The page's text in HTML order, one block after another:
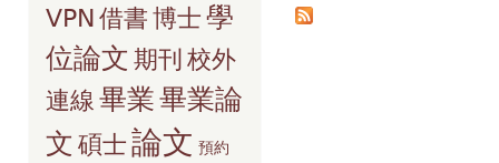
VPN借書博士學
位論文 期刊 校外
連線 畢業畢業論
文 碩士論文 預約